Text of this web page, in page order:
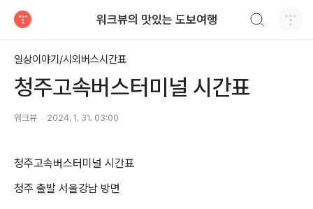
워크뷰의 맛있는 도보여행
일상이야기/시외버스시간표
청주고속버스터미널 시간표
워크뷰 2024. 1. 31. 03:00
청주고속버스터미널 시간표
청주 출발 서울강남 방면